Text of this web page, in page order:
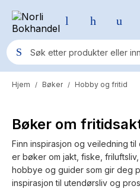
Populære søk
Fury Bound - Sable
Yesteryear
Hjem / Bøker / Hobby og fritid
Bøker om
Finn inspirasjon og veiledning
er bøker om jakt, fiske,
hobbye og guider som gir deg
inspirasjon til utendørsliv og